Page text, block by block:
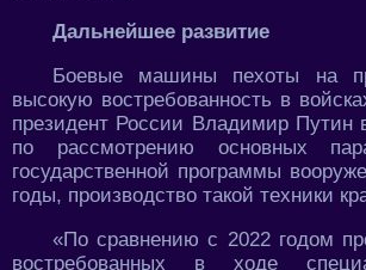
Дальнейшее развитие
Боевые машины пехоты на
высокую востребованность в
президент России Владимир Путин
по рассмотрению основных
государственной программы
годы, производство такой техники
«По сравнению с 2022 годом
востребованных в ходе